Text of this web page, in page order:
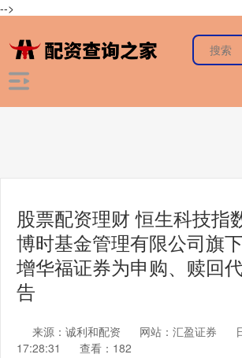
-->
股票配资理财 恒生科技指
博时基金管理有限公司旗
增华福证券为申购、赎回
告
来源：诚利和配资 网站：汇盈证券
17:28:31
查看：182